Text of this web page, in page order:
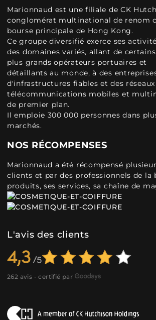
Marionnaud est une filiale de CK
conglomérat multinational de renom
bourse principale de Hong Kong.
Ce groupe diversifié exerce ses
des domaines variés, allant de
plus grands opérateurs portuaires et
détaillants au monde, à des
d'infrastructures fiables et des réseaux
télécommunications mobiles et
de premier plan.
Il emploie 300 000 personnes dans
marchés.
NOS RÉCOMPENSES
Marionnaud a été récompensé
clients et par des professionnels de la
produits, ses services, sa chaîne de
L'avis des clients
4,3
262 avis - certifié par